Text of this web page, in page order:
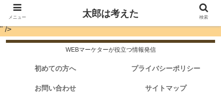
" />
WEBマーケターが役立つ情報発信
初めての方へ プライバシーポリシー
お問い合わせ サイトマップ
メニュー 太郎は考えた 検索